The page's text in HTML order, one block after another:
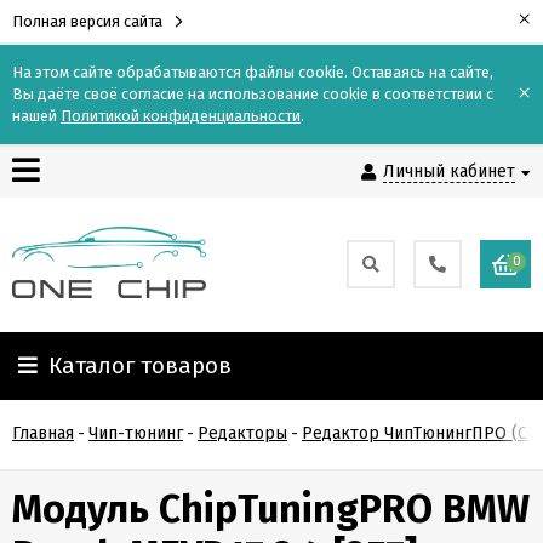
Полная версия сайта ×
На этом сайте обрабатываются файлы cookie. Оставаясь на сайте,
Вы даёте своё согласие на использование cookie в соответствии с
нашей Политикой конфиденциальности.
×
Личный кабинет
Контакты
Доставка
Оплата
О
компании
Гарантия
0
Каталог товаров
Главная - Чип-тюнинг - Редакторы - Редактор ЧипТюнингПРО
Модуль ChipTuningPRO BMW